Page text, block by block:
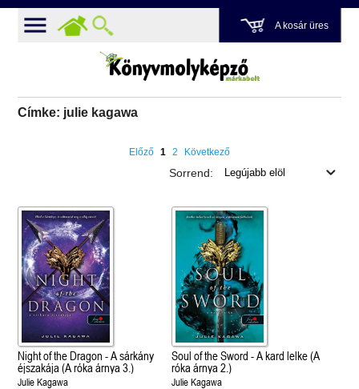
A kosár üres
Címke: julie kagawa
Előző 1 2 Következő
Sorrend:
Night of the Dragon - A sárkány
éjszakája (A róka árnya 3.)
Julie Kagawa
Soul of the Sword - A kard lelke (A
róka árnya 2.)
Julie Kagawa